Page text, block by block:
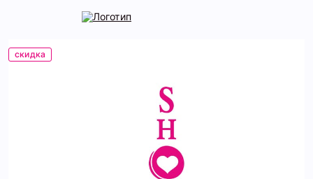
скидка